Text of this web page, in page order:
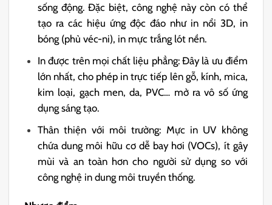
sống động. Đặc biệt, công nghệ này còn có thể
tạo ra các hiệu ứng độc đáo như in nổi 3D, in
bóng (phủ véc-ni), in mực trắng lót nền.
In được trên mọi chất liệu phẳng: Đây là ưu điểm
lớn nhất, cho phép in trực tiếp lên gỗ, kính, mica,
kim loại, gạch men, da, PVC… mở ra vô số ứng
dụng sáng tạo.
Thân thiện với môi trường: Mực in UV không
chứa dung môi hữu cơ dễ bay hơi (VOCs), ít gây
mùi và an toàn hơn cho người sử dụng so với
công nghệ in dung môi truyền thống.